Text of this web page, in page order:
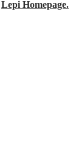
Lepi Homepage.